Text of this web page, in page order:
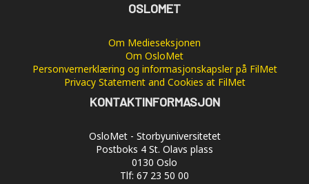
OSLOMET
Om Medieseksjonen
Om OsloMet
Personvernerklæring og informasjonskapsler på FilMet
Privacy Statement and Cookies at FilMet
KONTAKTINFORMASJON
OsloMet - Storbyuniversitetet
Postboks 4 St. Olavs plass
0130 Oslo
Tlf: 67 23 50 00